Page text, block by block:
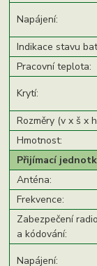
Napájení:
Indikace stavu
Pracovní teplota:
Krytí:
Rozměry (v x š x
Hmotnost:
Přijímací
Anténa:
Frekvence:
Zabezpečení
a kódování:
Napájení: